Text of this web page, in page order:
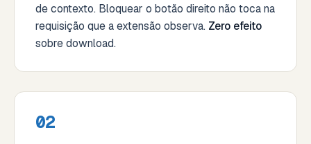
de contexto. Bloquear o botão direito não toca na
requisição que a extensão observa. Zero efeito
sobre download.
02